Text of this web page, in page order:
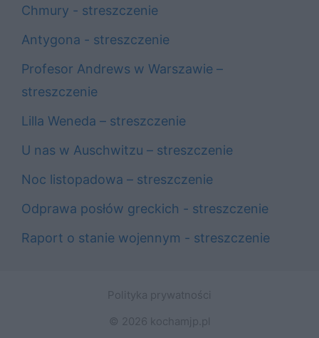
Chmury - streszczenie
Antygona - streszczenie
Profesor Andrews w Warszawie –
streszczenie
Lilla Weneda – streszczenie
U nas w Auschwitzu – streszczenie
Noc listopadowa – streszczenie
Odprawa posłów greckich - streszczenie
Raport o stanie wojennym - streszczenie
Polityka prywatności
© 2026 kochamjp.pl